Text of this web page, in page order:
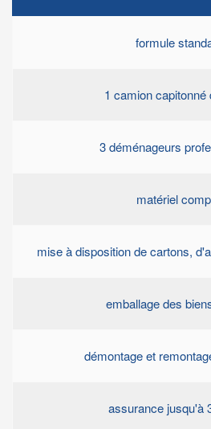
formule
1 camion capitonné
3 déménageurs
matériel
mise à disposition de cartons,
emballage des
démontage et
assurance jusqu'à